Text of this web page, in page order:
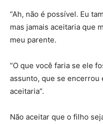
“Ah, não é possível. Eu
mas jamais aceitaria que
meu parente.
“O que você faria se ele
assunto, que se encerrou
aceitaria”.
Não aceitar que o filho